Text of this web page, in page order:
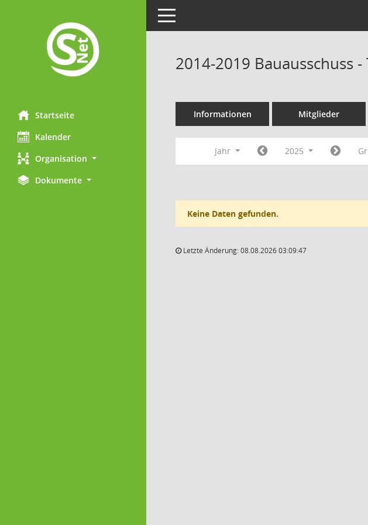
Startseite
Kalender
Organisation
Dokumente
Toggle navigation
2014-2019 Bauausschuss
Informationen Mitglieder
Jahr 2025
Keine Daten gefunden.
Letzte Änderung: 08.08.2026 03:09:47